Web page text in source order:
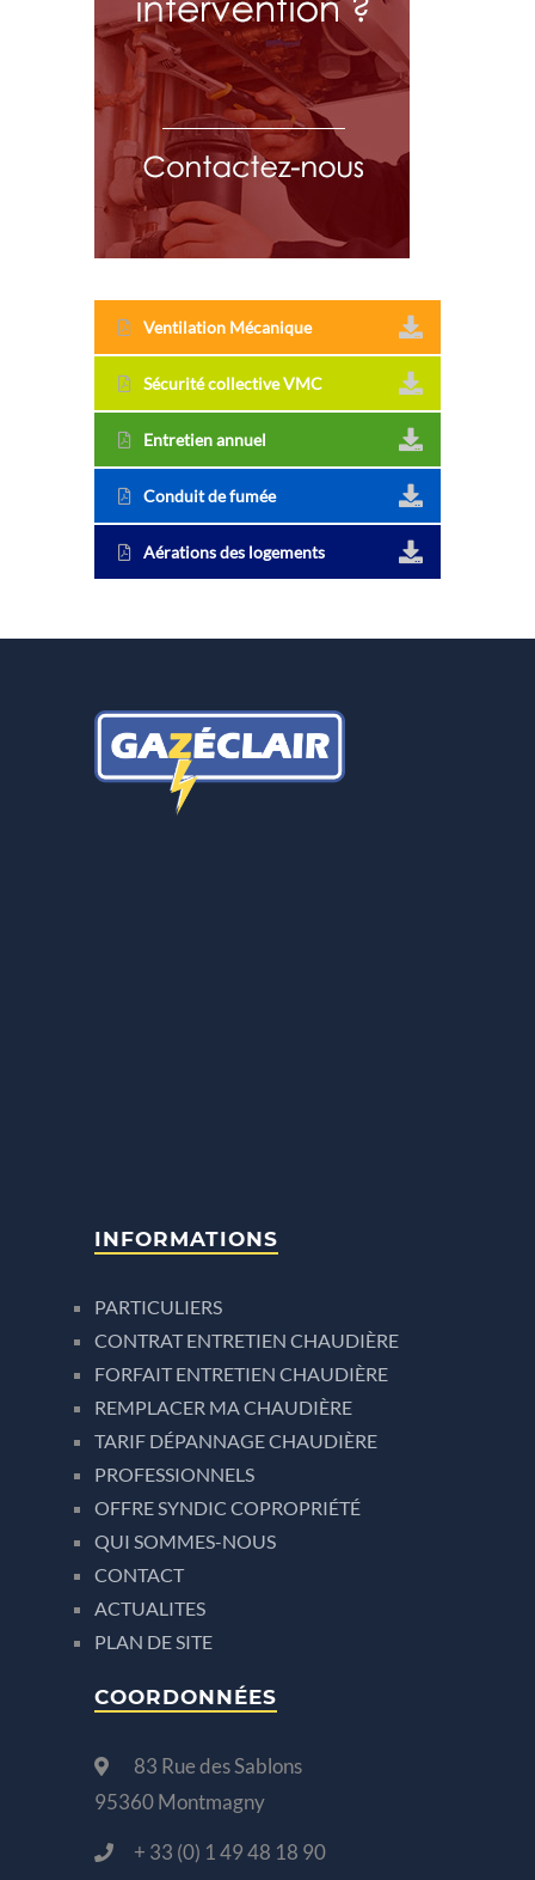
Ventilation Mécanique
Sécurité collective VMC
Entretien annuel
Conduit de fumée
Aérations des logements
INFORMATIONS
PARTICULIERS
CONTRAT ENTRETIEN CHAUDIÈRE
FORFAIT ENTRETIEN CHAUDIÈRE
REMPLACER MA CHAUDIÈRE
TARIF DÉPANNAGE CHAUDIÈRE
PROFESSIONNELS
OFFRE SYNDIC COPROPRIÉTÉ
QUI SOMMES-NOUS
CONTACT
ACTUALITES
PLAN DE SITE
COORDONNÉES
83 Rue des Sablons
95360 Montmagny
+ 33 (0) 1 49 48 18 90